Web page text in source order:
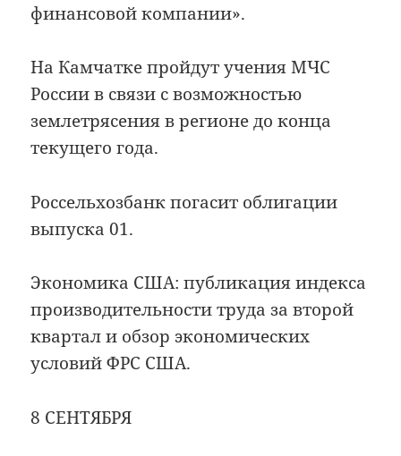
финансовой компании».
На Камчатке пройдут учения МЧС
России в связи с возможностью
землетрясения в регионе до конца
текущего года.
Россельхозбанк погасит облигации
выпуска 01.
Экономика США: публикация индекса
производительности труда за второй
квартал и обзор экономических
условий ФРС США.
8 СЕНТЯБРЯ